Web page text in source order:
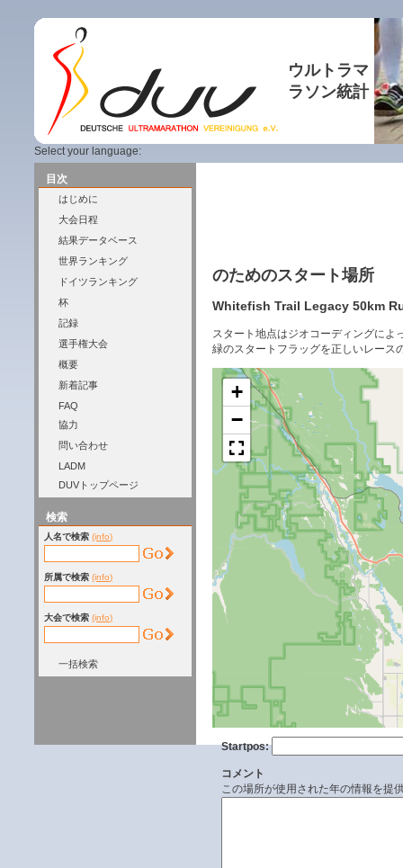
ウルトラマ
ラソン統計
Select your language:
目次
はじめに
大会日程
結果データベース
世界ランキング
ドイツランキング
杯
記録
選手権大会
概要
新着記事
FAQ
協力
問い合わせ
LADM
DUVトップページ
検索
人名で検索 (info)
所属で検索 (info)
大会で検索 (info)
一括検索
のためのスタート場所
Whitefish Trail Legacy 50km
スタート地点はジオコーディングに
緑のスタートフラッグを正しいレース
+
−
Startpos:
コメント
この場所が使用された年の情報を提